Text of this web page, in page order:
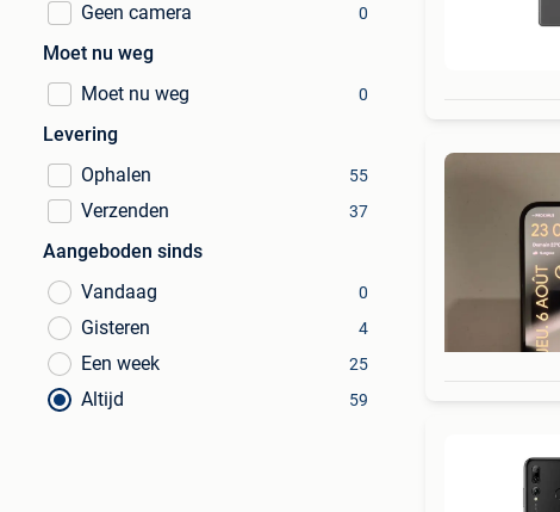
Geen camera 0
Moet nu weg
Moet nu weg
0
Levering
Ophalen
55
Verzenden 37
Aangeboden sinds
Vandaag
0
Gisteren 4
Een week 25
Altijd 59